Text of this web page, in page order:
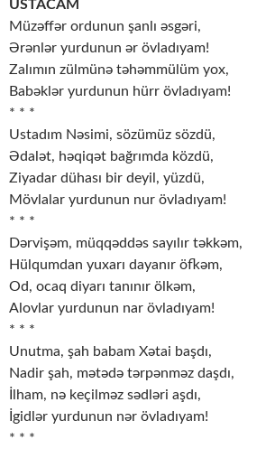
USTACAM
Müzəffər ordunun şanlı əsgəri,
Ərənlər yurdunun ər övladıyam!
Zalımın zülmünə təhəmmülüm yox,
Babəklər yurdunun hürr övladıyam!
* * *
Ustadım Nəsimi, sözümüz sözdü,
Ədalət, həqiqət bağrımda közdü,
Ziyadar dühası bir deyil, yüzdü,
Mövlalar yurdunun nur övladıyam!
* * *
Dərvişəm, müqqəddəs sayılır təkkəm,
Hülqumdan yuxarı dayanır öfkəm,
Od, ocaq diyarı tanınır ölkəm,
Alovlar yurdunun nar övladıyam!
* * *
Unutma, şah babam Xətai başdı,
Nadir şah, mətədə tərpənməz daşdı,
İlham, nə keçilməz sədləri aşdı,
İgidlər yurdunun nər övladıyam!
* * *